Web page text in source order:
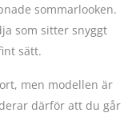
sommarlooken.
som sitter snyggt
sätt.
men modellen är
därför att du går